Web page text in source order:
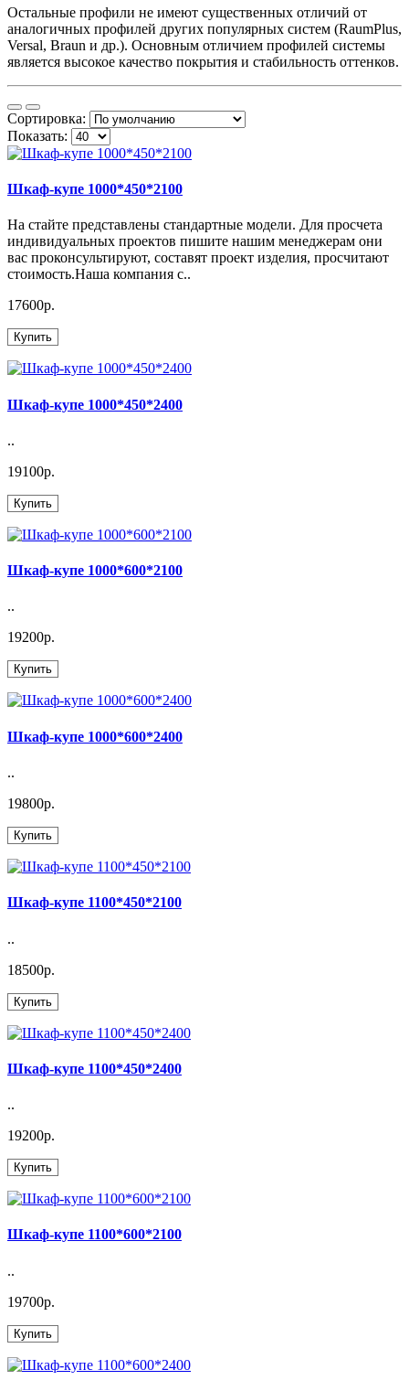
Остальные профили не имеют существенных отличий от
аналогичных профилей других популярных систем (RaumPlus,
Versal, Braun и др.). Основным отличием профилей системы
является высокое качество покрытия и стабильность оттенков.
Сортировка:
Показать:
Шкаф-купе 1000*450*2100
На стайте представлены стандартные модели. Для просчета
индивидуальных проектов пишите нашим менеджерам они
вас проконсультируют, составят проект изделия, просчитают
стоимость.Наша компания с..
17600р.
Купить
Шкаф-купе 1000*450*2400
..
19100р.
Купить
Шкаф-купе 1000*600*2100
..
19200р.
Купить
Шкаф-купе 1000*600*2400
..
19800р.
Купить
Шкаф-купе 1100*450*2100
..
18500р.
Купить
Шкаф-купе 1100*450*2400
..
19200р.
Купить
Шкаф-купе 1100*600*2100
..
19700р.
Купить